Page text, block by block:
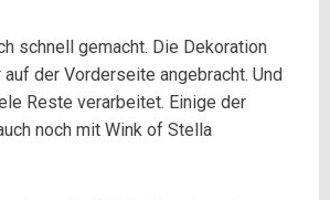
schnell gemacht. Die Dekoration
auf der Vorderseite angebracht. Und
Reste verarbeitet. Einige der
noch mit Wink of Stella